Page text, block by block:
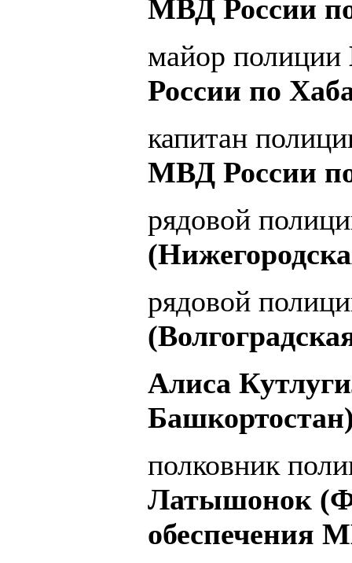
МВД России
майор полиции
России по
капитан
МВД России
рядовой
рядовой
Алиса
полковник
Латышонок
обеспечения